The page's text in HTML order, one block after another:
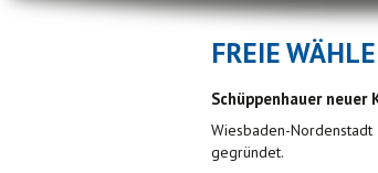
FREIE
Schüppenhauer
Wiesbaden-Nordenstadt
gegründet.